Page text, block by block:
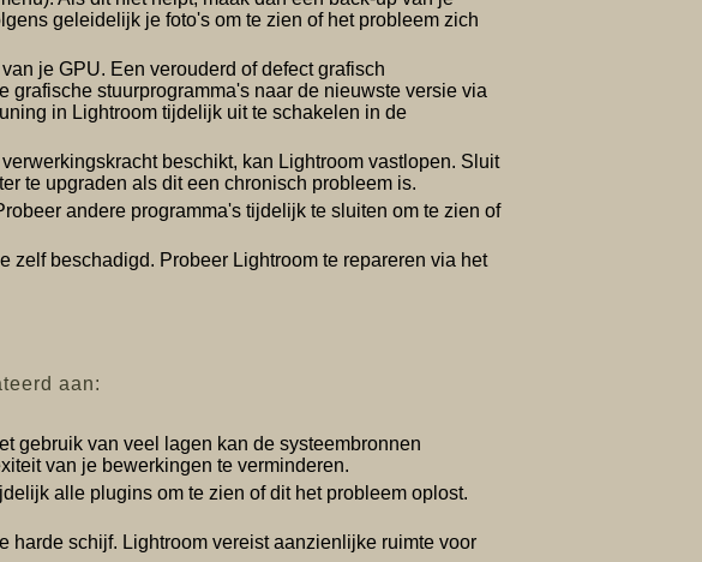
geleidelijk je foto's om te zien of het probleem zich
je GPU. Een verouderd of defect grafisch
grafische stuurprogramma's naar de nieuwste versie via
in Lightroom tijdelijk uit te schakelen in de
beschikt, kan Lightroom vastlopen. Sluit
te upgraden als dit een chronisch probleem is.
andere programma's tijdelijk te sluiten om te zien of
zelf beschadigd. Probeer Lightroom te repareren via het
aan:
gebruik van veel lagen kan de systeembronnen
van je bewerkingen te verminderen.
alle plugins om te zien of dit het probleem oplost.
harde schijf. Lightroom vereist aanzienlijke ruimte voor